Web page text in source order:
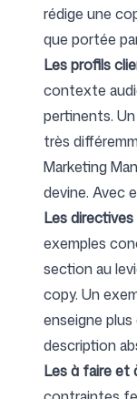
rédige une
que portée
Les profils
contexte
pertinents.
très
Marketing
devine. Avec
Les
exemples
section au
copy. Un
enseigne
description
Les à faire et